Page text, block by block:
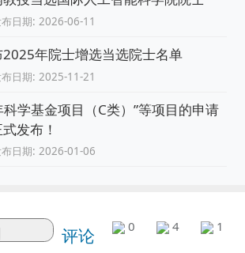
日期: 2026-06-11
年院士增选当选院士名单
日期: 2025-11-21
科学基金项目（C类）”等项目的申请
发布！
日期: 2026-01-06
0 4 1